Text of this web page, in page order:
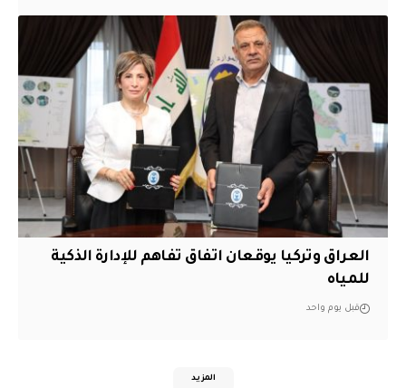
العراق وتركيا يوقعان اتفاق تفاهم للإدارة الذكية
للمياه
قبل يوم واحد
المزيد